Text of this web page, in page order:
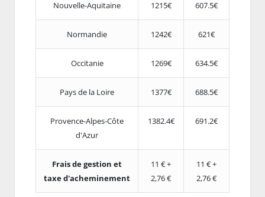
Nouvelle-Aquitaine 1215€ 607.5€
Normandie 1242€ 621€
Occitanie 1269€ 634.5€
Pays de la Loire 1377€ 688.5€
Provence-Alpes-Côte
d'Azur
1382.4€ 691.2€
Frais de gestion et
taxe d'acheminement
11 € +
2,76 €
11 € +
2,76 €